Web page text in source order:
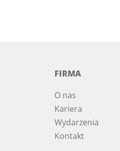
FIRMA
O nas
Kariera
Wydarzenia
Kontakt